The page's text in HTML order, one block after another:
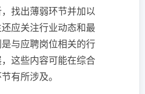
找出薄弱环节并加以
应关注行业动态和最
与应聘岗位相关的行
这些内容可能在综合
有所涉及。